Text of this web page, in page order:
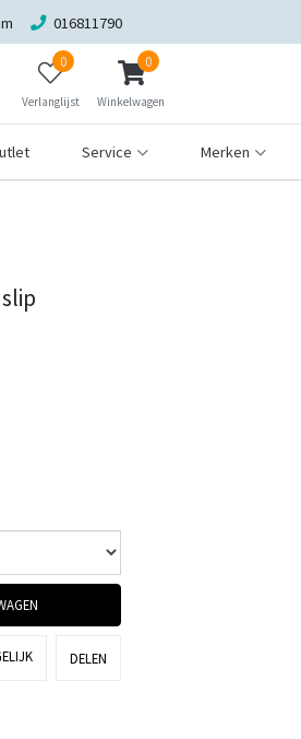
016811790
0
Verlanglijst
0
Winkelwagen
Service Merken
DELEN